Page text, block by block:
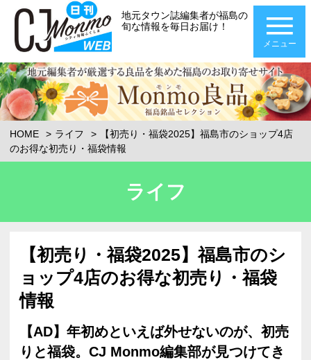
地元タウン誌編集者が福島の
旬な情報を毎日お届け！
メニュー
HOME ライフ
【初売り・福袋2025】福島市のショップ4店
のお得な初売り・福袋情報
ライフ
【初売り・福袋2025】福島市のシ
ョップ4店のお得な初売り・福袋
情報
【AD】年初めといえば外せないのが、初売
りと福袋。CJ Monmo編集部が見つけてき